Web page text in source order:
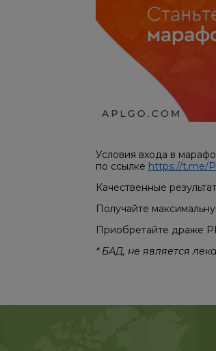
Условия входа в
по ссылке https://t.me/
Качественные
Получайте
Приобретайте драже
️* БАД, не является